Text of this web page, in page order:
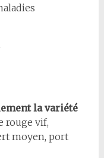
la variété
rouge vif,
moyen, port